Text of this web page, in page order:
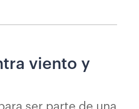
viento y
ser parte de una